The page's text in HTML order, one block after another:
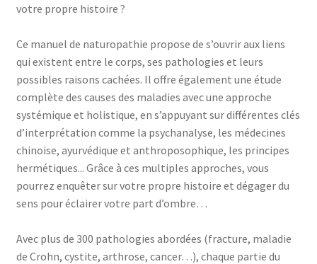
votre propre histoire ?
Ce manuel de naturopathie propose de s’ouvrir aux liens
qui existent entre le corps, ses pathologies et leurs
possibles raisons cachées. Il offre également une étude
complète des causes des maladies avec une approche
systémique et holistique, en s’appuyant sur différentes clés
d’interprétation comme la psychanalyse, les médecines
chinoise, ayurvédique et anthroposophique, les principes
hermétiques... Grâce à ces multiples approches, vous
pourrez enquêter sur votre propre histoire et dégager du
sens pour éclairer votre part d’ombre…
Avec plus de 300 pathologies abordées (fracture, maladie
de Crohn, cystite, arthrose, cancer…), chaque partie du